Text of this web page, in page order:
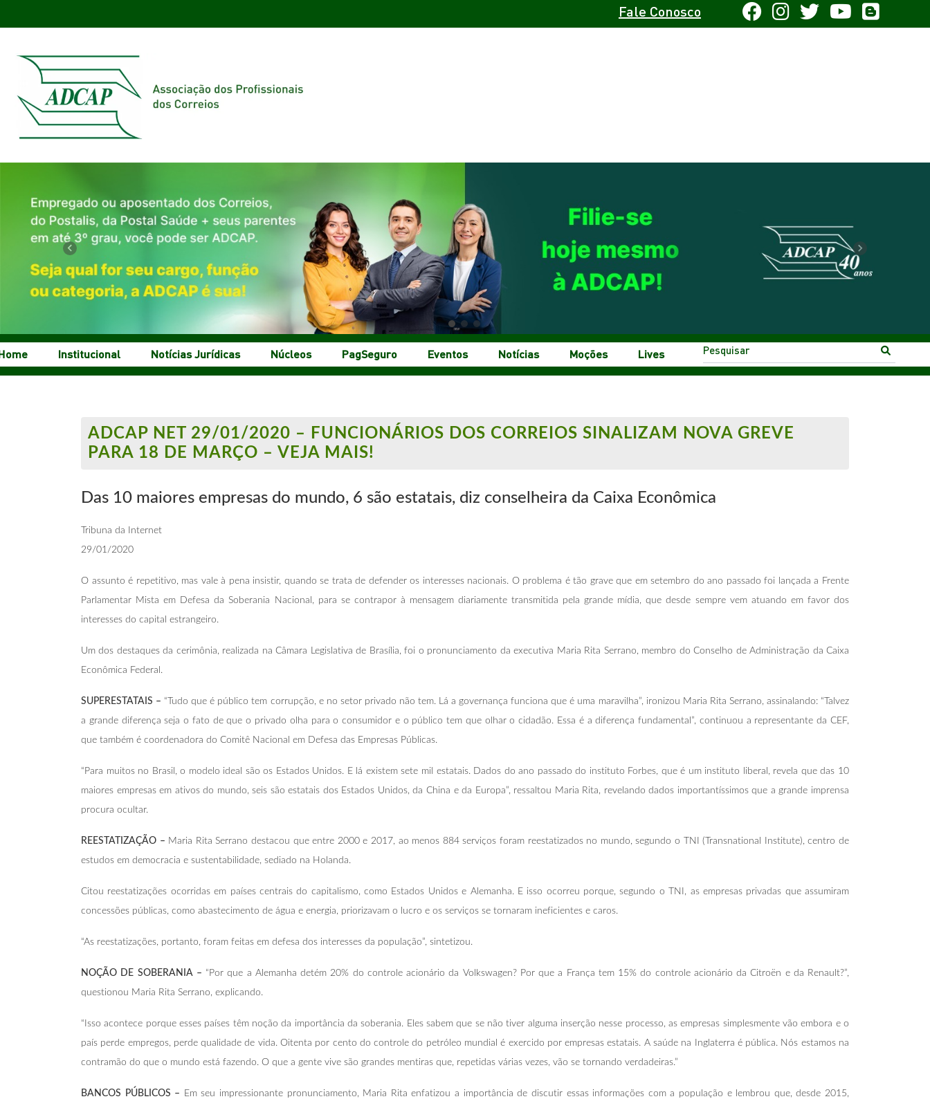
Fale Conosco
Previous Next
Institucional Notícias Jurídicas Núcleos PagSeguro Eventos Notícias Moções Lives
ADCAP NET 29/01/2020 – FUNCIONÁRIOS DOS CORREIOS SINALIZAM NOVA GREVE
PARA 18 DE MARÇO – VEJA MAIS!
Das 10 maiores empresas do mundo, 6 são estatais, diz conselheira da Caixa Econômica
Tribuna da Internet
29/01/2020
O assunto é repetitivo, mas vale à pena insistir, quando se trata de defender os interesses nacionais. O problema é tão grave que em setembro do ano passado foi lançada a Frente
Parlamentar Mista em Defesa da Soberania Nacional, para se contrapor à mensagem diariamente transmitida pela grande mídia, que desde sempre vem atuando em favor dos
interesses do capital estrangeiro.
Um dos destaques da cerimônia, realizada na Câmara Legislativa de Brasília, foi o pronunciamento da executiva Maria Rita Serrano, membro do Conselho de Administração da Caixa
Econômica Federal.
SUPERESTATAIS – “Tudo que é público tem corrupção, e no setor privado não tem. Lá a governança funciona que é uma maravilha”, ironizou Maria Rita Serrano, assinalando: “Talvez
a grande diferença seja o fato de que o privado olha para o consumidor e o público tem que olhar o cidadão. Essa é a diferença fundamental”, continuou a representante da CEF,
que também é coordenadora do Comitê Nacional em Defesa das Empresas Públicas.
“Para muitos no Brasil, o modelo ideal são os Estados Unidos. E lá existem sete mil estatais. Dados do ano passado do instituto Forbes, que é um instituto liberal, revela que das 10
maiores empresas em ativos do mundo, seis são estatais dos Estados Unidos, da China e da Europa”, ressaltou Maria Rita, revelando dados importantíssimos que a grande imprensa
procura ocultar.
REESTATIZAÇÃO – Maria Rita Serrano destacou que entre 2000 e 2017, ao menos 884 serviços foram reestatizados no mundo, segundo o TNI (Transnational Institute), centro de
estudos em democracia e sustentabilidade, sediado na Holanda.
Citou reestatizações ocorridas em países centrais do capitalismo, como Estados Unidos e Alemanha. E isso ocorreu porque, segundo o TNI, as empresas privadas que assumiram
concessões públicas, como abastecimento de água e energia, priorizavam o lucro e os serviços se tornaram ineficientes e caros.
“As reestatizações, portanto, foram feitas em defesa dos interesses da população”, sintetizou.
NOÇÃO DE SOBERANIA – “Por que a Alemanha detém 20% do controle acionário da Volkswagen? Por que a França tem 15% do controle acionário da Citroën e da Renault?”,
questionou Maria Rita Serrano, explicando.
“Isso acontece porque esses países têm noção da importância da soberania. Eles sabem que se não tiver alguma inserção nesse processo, as empresas simplesmente vão embora e o
país perde empregos, perde qualidade de vida. Oitenta por cento do controle do petróleo mundial é exercido por empresas estatais. A saúde na Inglaterra é pública. Nós estamos na
contramão do que o mundo está fazendo. O que a gente vive são grandes mentiras que, repetidas várias vezes, vão se tornando verdadeiras.”
BANCOS PÚBLICOS – Em seu impressionante pronunciamento, Maria Rita enfatizou a importância de discutir essas informações com a população e lembrou que, desde 2015,